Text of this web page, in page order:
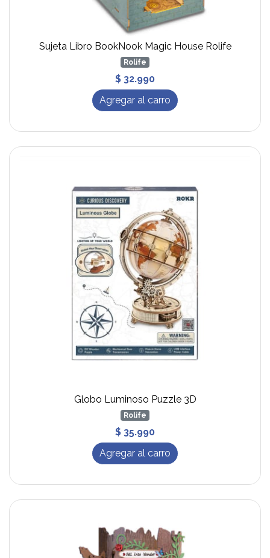
Sujeta Libro BookNook Magic House Rolife
Rolife
$ 32.990
Agregar al carro
Globo Luminoso Puzzle 3D
Rolife
$ 35.990
Agregar al carro